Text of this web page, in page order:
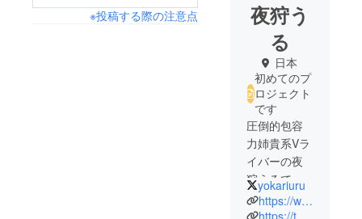
※投稿する際の注意点
夜狩う
る
日本
初めてのプ
ロジェクト
です
圧倒的包容
力姉貴系Vラ
イバーの夜
狩うるです❗️
人間の世界
のアクセサ
yokariuru
https://www.tiktok.com/@uruyokari
https://twitter.com/yokariuru